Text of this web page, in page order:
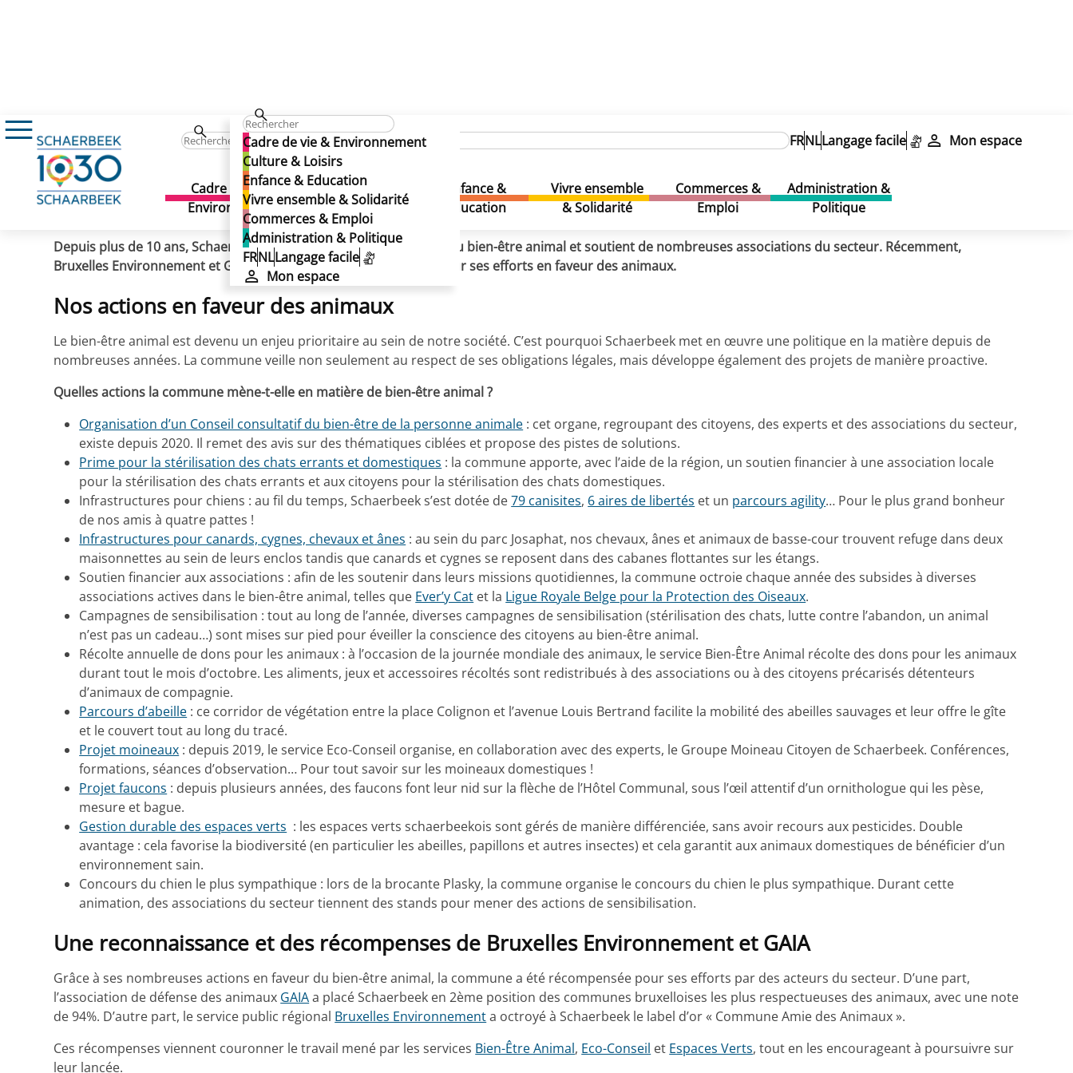
Cadre de vie & Environnement
Culture & Loisirs
Enfance & Education
Vivre ensemble & Solidarité
Commerces & Emploi
Administration & Politique
FRNLLangage facile
Mon espace
FRNLLangage facile Mon espace
Cadre de vie &
Environnement
Culture & Loisirs
Enfance &
Education
Vivre ensemble
& Solidarité
Commerces &
Emploi
Administration &
Politique
Schaerbeek à la pointe du bien-être animal
Schaerbeek à la pointe du bien-être animal
Schaerbeek à la pointe du bien-être animal
Publié le 21/04/2022
Depuis plus de 10 ans, Schaerbeek mène diverses actions autour du bien-être animal et soutient de nombreuses associations du secteur. Récemment,
Bruxelles Environnement et GAIA ont récompensé la commune pour ses efforts en faveur des animaux.
Nos actions en faveur des animaux
Le bien-être animal est devenu un enjeu prioritaire au sein de notre société. C’est pourquoi Schaerbeek met en œuvre une politique en la matière depuis de
nombreuses années. La commune veille non seulement au respect de ses obligations légales, mais développe également des projets de manière proactive.
Quelles actions la commune mène-t-elle en matière de bien-être animal ?
Organisation d’un Conseil consultatif du bien-être de la personne animale : cet organe, regroupant des citoyens, des experts et des associations du secteur,
existe depuis 2020. Il remet des avis sur des thématiques ciblées et propose des pistes de solutions.
Prime pour la stérilisation des chats errants et domestiques : la commune apporte, avec l’aide de la région, un soutien financier à une association locale
pour la stérilisation des chats errants et aux citoyens pour la stérilisation des chats domestiques.
Infrastructures pour chiens : au fil du temps, Schaerbeek s’est dotée de79 canisites, 6 aires de libertés et un parcours agility… Pour le plus grand bonheur
de nos amis à quatre pattes !
Infrastructures pour canards, cygnes, chevaux et ânes : au sein du parc Josaphat, nos chevaux, ânes et animaux de basse-cour trouvent refuge dans deux
maisonnettes au sein de leurs enclos tandis que canards et cygnes se reposent dans des cabanes flottantes sur les étangs.
Soutien financier aux associations : afin de les soutenir dans leurs missions quotidiennes, la commune octroie chaque année des subsides à diverses
associations actives dans le bien-être animal, telles que Ever’y Cat et la Ligue Royale Belge pour la Protection des Oiseaux.
Campagnes de sensibilisation : tout au long de l’année, diverses campagnes de sensibilisation (stérilisation des chats, lutte contre l’abandon, un animal
n’est pas un cadeau…) sont mises sur pied pour éveiller la conscience des citoyens au bien-être animal.
Récolte annuelle de dons pour les animaux : à l’occasion de la journée mondiale des animaux, le service Bien-Être Animal récolte des dons pour les animaux
durant tout le mois d’octobre. Les aliments, jeux et accessoires récoltés sont redistribués à des associations ou à des citoyens précarisés détenteurs
d’animaux de compagnie.
Parcours d’abeille : ce corridor de végétation entre la place Colignon et l’avenue Louis Bertrand facilite la mobilité des abeilles sauvages et leur offre le gîte
et le couvert tout au long du tracé.
Projet moineaux : depuis 2019, le service Eco-Conseil organise, en collaboration avec des experts, le Groupe Moineau Citoyen de Schaerbeek. Conférences,
formations, séances d’observation… Pour tout savoir sur les moineaux domestiques !
Projet faucons : depuis plusieurs années, des faucons font leur nid sur la flèche de l’Hôtel Communal, sous l’œil attentif d’un ornithologue qui les pèse,
mesure et bague.
Gestion durable des espaces verts : les espaces verts schaerbeekois sont gérés de manière différenciée, sans avoir recours aux pesticides. Double
avantage : cela favorise la biodiversité (en particulier les abeilles, papillons et autres insectes) et cela garantit aux animaux domestiques de bénéficier d’un
environnement sain.
Concours du chien le plus sympathique : lors de la brocante Plasky, la commune organise le concours du chien le plus sympathique. Durant cette
animation, des associations du secteur tiennent des stands pour mener des actions de sensibilisation.
Une reconnaissance et des récompenses de Bruxelles Environnement et GAIA
Grâce à ses nombreuses actions en faveur du bien-être animal, la commune a été récompensée pour ses efforts par des acteurs du secteur. D’une part,
l’association de défense des animaux GAIAa placé Schaerbeek en 2ème position des communes bruxelloises les plus respectueuses des animaux, avec une note
de 94%. D’autre part, le service public régional Bruxelles Environnementa octroyé à Schaerbeek le label d’or « Commune Amie des Animaux ».
Ces récompenses viennent couronner le travail mené par les services Bien-Être Animal, Eco-Conseil et Espaces Verts, tout en les encourageant à poursuivre sur
leur lancée.